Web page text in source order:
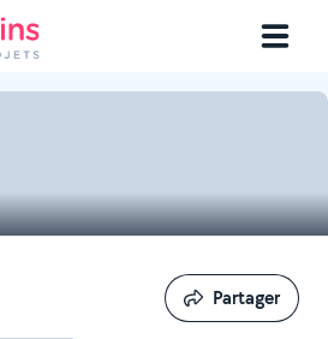
Partager
Partager